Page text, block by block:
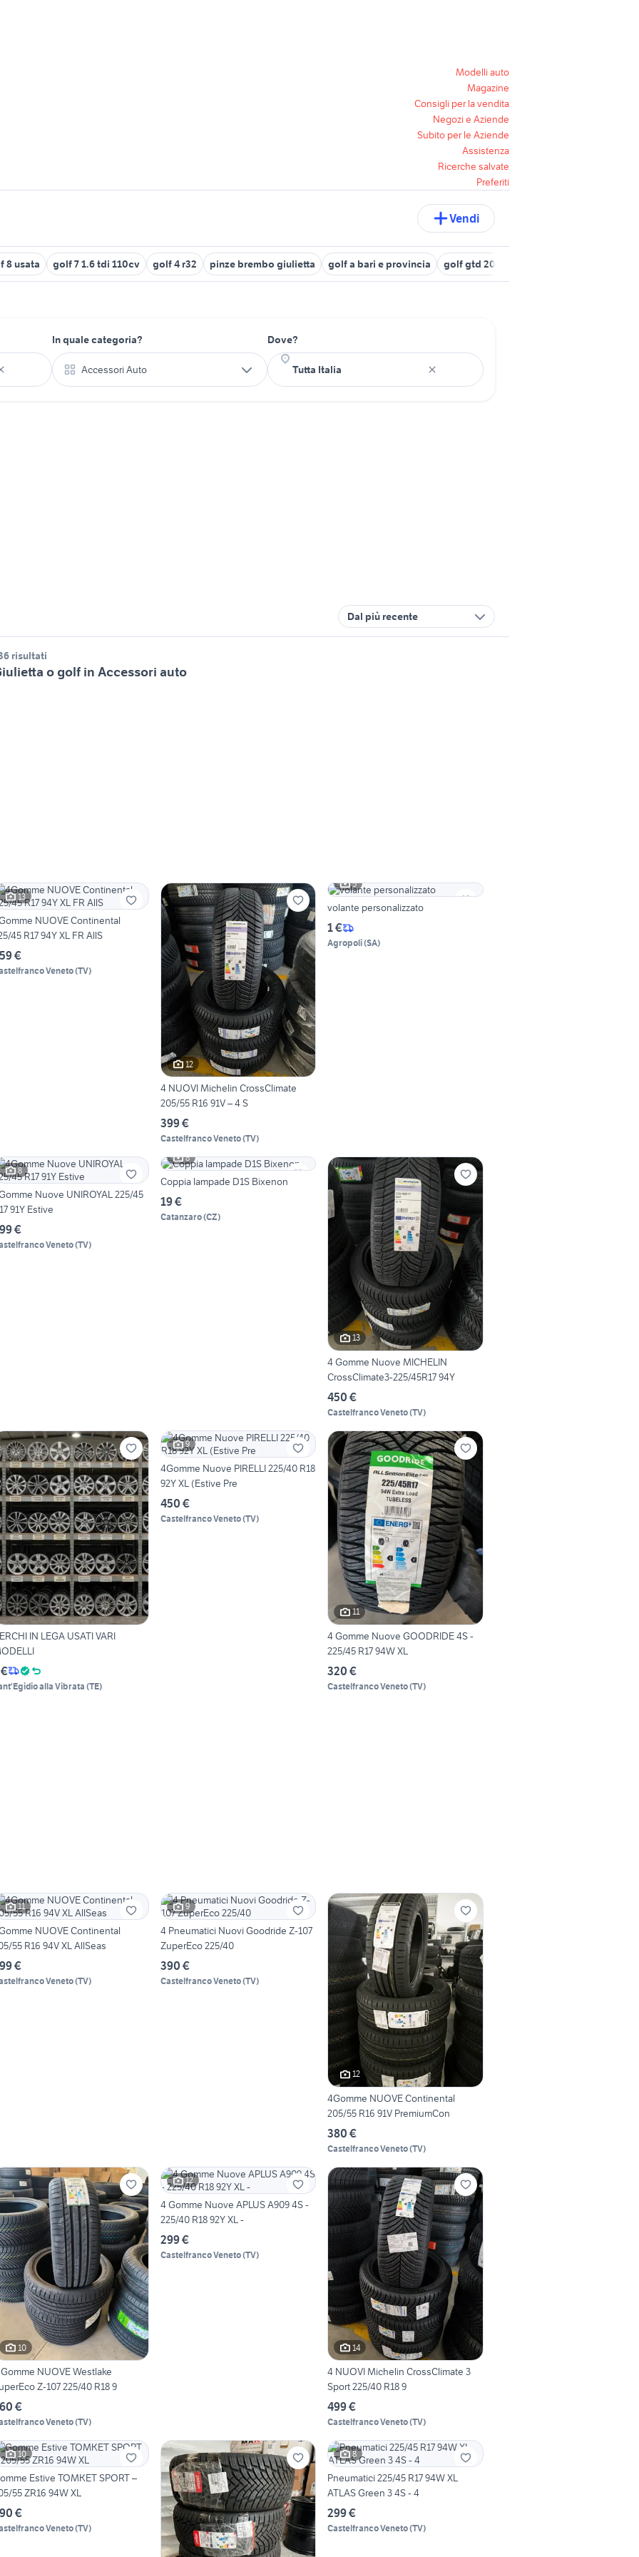
Modelli auto
Magazine
Consigli per la vendita
Negozi e Aziende
Subito per le Aziende
Assistenza
Ricerche salvate
Preferiti
Vendi
8 usata golf 7 1.6 tdi 110cv golf 4 r32 pinze brembo giulietta golf a bari e provincia golf gtd 2019
In quale categoria?
Accessori Auto
Dove?
Dal più recente
risultati
o golf in Accessori auto
13
NUOVE Continental
45 R17 94Y XL FR AllS
€
Veneto(TV)
12
4 NUOVI Michelin CrossClimate
205/55 R16 91V – 4 S
399 €
Castelfranco Veneto(TV)
5
volante personalizzato
1 €
Agropoli(SA)
8
Nuove UNIROYAL 225/45
91Y Estive
€
Veneto(TV)
8
Coppia lampade D1S Bixenon
19 €
Catanzaro(CZ)
13
4 Gomme Nuove MICHELIN
CrossClimate3-225/45R17 94Y
450 €
Castelfranco Veneto(TV)
IN LEGA USATI VARI
alla Vibrata (TE)
9
4Gomme Nuove PIRELLI 225/40 R18
92Y XL (Estive Pre
450 €
Castelfranco Veneto(TV)
11
4 Gomme Nuove GOODRIDE 4S -
225/45 R17 94W XL
320 €
Castelfranco Veneto(TV)
11
NUOVE Continental
55 R16 94V XL AllSeas
€
Veneto(TV)
9
4 Pneumatici Nuovi Goodride Z-107
ZuperEco 225/40
390 €
Castelfranco Veneto(TV)
12
4Gomme NUOVE Continental
205/55 R16 91V PremiumCon
380 €
Castelfranco Veneto(TV)
10
NUOVE Westlake
Z-107 225/40 R18 9
€
Veneto(TV)
12
4 Gomme Nuove APLUS A909 4S -
225/40 R18 92Y XL -
299 €
Castelfranco Veneto(TV)
14
4 NUOVI Michelin CrossClimate 3
Sport 225/40 R18 9
499 €
Castelfranco Veneto(TV)
10
Estive TOMKET SPORT –
55 ZR16 94W XL
€
Veneto(TV)
8
Pneumatici 225/45 R17 94W XL
ATLAS Green 3 4S - 4
299 €
Castelfranco Veneto(TV)